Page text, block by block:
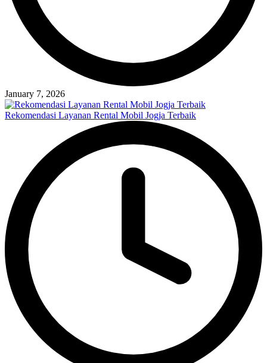
January 7, 2026
Rekomendasi Layanan Rental Mobil Jogja Terbaik